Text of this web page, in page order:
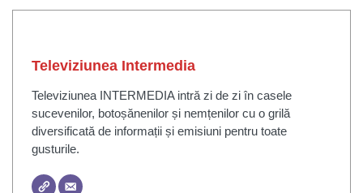
Televiziunea Intermedia
Televiziunea INTERMEDIA intră zi de zi în casele
sucevenilor, botoșănenilor și nemțenilor cu o grilă
diversificată de informații și emisiuni pentru toate
gusturile.